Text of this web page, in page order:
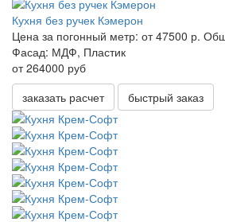
Кухня без ручек Кэмерон
Цена за погонный метр: от 47500 р.
Фасад: МДФ, Пластик
от 264000 руб
заказать расчет
быстрый заказ